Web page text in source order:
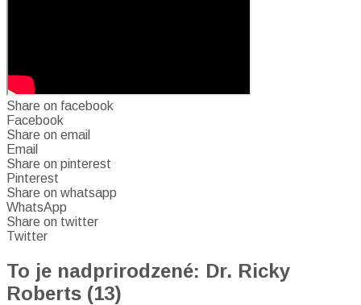
Share on facebook
Facebook
Share on email
Email
Share on pinterest
Pinterest
Share on whatsapp
WhatsApp
Share on twitter
Twitter
To je nadprirodzené: Dr. Ricky
Roberts (13)